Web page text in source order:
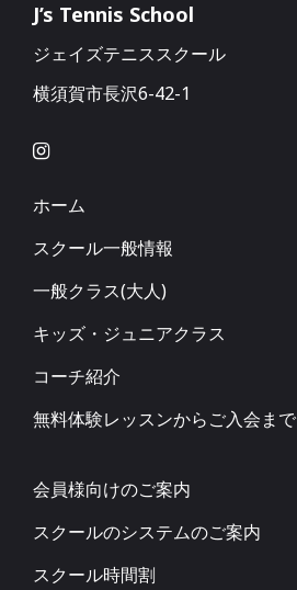
J’s Tennis School
ジェイズテニススクール
横須賀市長沢6-42-1
ホーム
スクール一般情報
一般クラス(大人)
キッズ・ジュニアクラス
コーチ紹介
無料体験レッスンからご入会まで
会員様向けのご案内
スクールのシステムのご案内
スクール時間割